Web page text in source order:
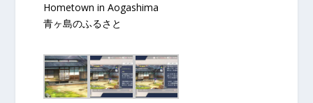
Hometown in Aogashima
青ヶ島のふるさと